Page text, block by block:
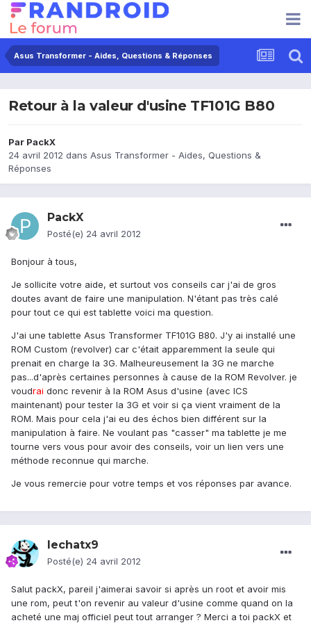
Asus Transformer - Aides, Questions & Réponses
Retour à la valeur d'usine TF101G B80
Par PackX
24 avril 2012 dans Asus Transformer - Aides, Questions &
Réponses
PackX
Posté(e) 24 avril 2012
Bonjour à tous,
Je sollicite votre aide, et surtout vos conseils car j'ai de gros
doutes avant de faire une manipulation. N'étant pas très calé
pour tout ce qui est tablette voici ma question.
J'ai une tablette Asus Transformer TF101G B80. J'y ai installé une
ROM Custom (revolver) car c'était apparemment la seule qui
prenait en charge la 3G. Malheureusement la 3G ne marche
pas...d'après certaines personnes à cause de la ROM Revolver. je
voudrai donc revenir à la ROM Asus d'usine (avec ICS
maintenant) pour tester la 3G et voir si ça vient vraiment de la
ROM. Mais pour cela j'ai eu des échos bien différent sur la
manipulation à faire. Ne voulant pas "casser" ma tablette je me
tourne vers vous pour avoir des conseils, voir un lien vers une
méthode reconnue qui marche.
Je vous remercie pour votre temps et vos réponses par avance.
lechatx9
Posté(e) 24 avril 2012
Salut packX, pareil j'aimerai savoir si après un root et avoir mis
une rom, peut t'on revenir au valeur d'usine comme quand on la
acheté une maj officiel peut tout arranger ? Merci a toi packX et